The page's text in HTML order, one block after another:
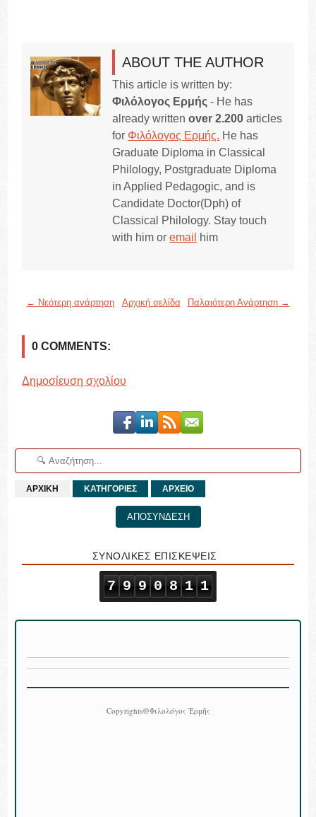
ABOUT THE AUTHOR
This article is written by:
Φιλόλογος Ερμής - He has
already writtenover 2.200 articles
for Φιλόλογος Ερμής. He has
Graduate Diploma in Classical
Philology, Postgraduate Diploma
in Applied Pedagogic, and is
Candidate Doctor(Dph) of
Classical Philology. Stay touch
with him oremail him
← Νεότερη ανάρτηση Παλαιότερη Ανάρτηση →
Αρχική σελίδα
0 COMMENTS:
Δημοσίευση σχολίου
ΑΡΧΙΚΗ ΚΑΤΗΓΟΡΙΕΣ ΑΡΧΕΙΟ
ΑΠΟΣΥΝΔΕΣΗ
ΣΥΝΟΛΙΚΕΣ ΕΠΙΣΚΕΨΕΙΣ
7 9 9 0 8 1 1
Copyrights@Φιλολόγος Ἑρμῆς